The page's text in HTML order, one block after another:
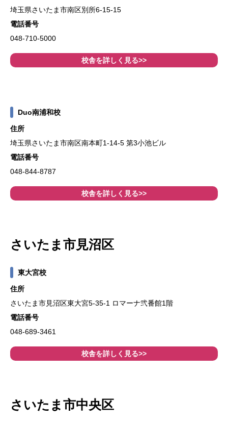
埼玉県さいたま市南区別所6-15-15
電話番号
048-710-5000
校舎を詳しく見る>>
Duo南浦和校
住所
埼玉県さいたま市南区南本町1-14-5 第3小池ビル
電話番号
048-844-8787
校舎を詳しく見る>>
さいたま市見沼区
東大宮校
住所
さいたま市見沼区東大宮5-35-1 ロマーナ弐番館1階
電話番号
048-689-3461
校舎を詳しく見る>>
さいたま市中央区